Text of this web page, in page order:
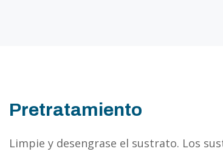
Pretratamiento
Limpie y desengrase el sustrato. Los